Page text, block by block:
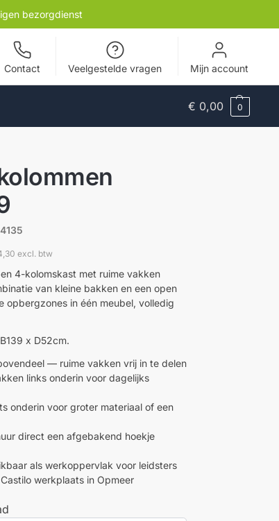
bezorgdienst
Contact Veelgestelde vragen Mijn account
€ 0,00 0
excl. btw
4-kolomskast met ruime vakken
van kleine bakken en een open
opbergzones in één meubel, volledig
x D52cm.
— ruime vakken vrij in te delen
links onderin voor dagelijks
onderin voor groter materiaal of een
direct een afgebakend hoekje
als werkoppervlak voor leidsters
werkplaats in Opmeer